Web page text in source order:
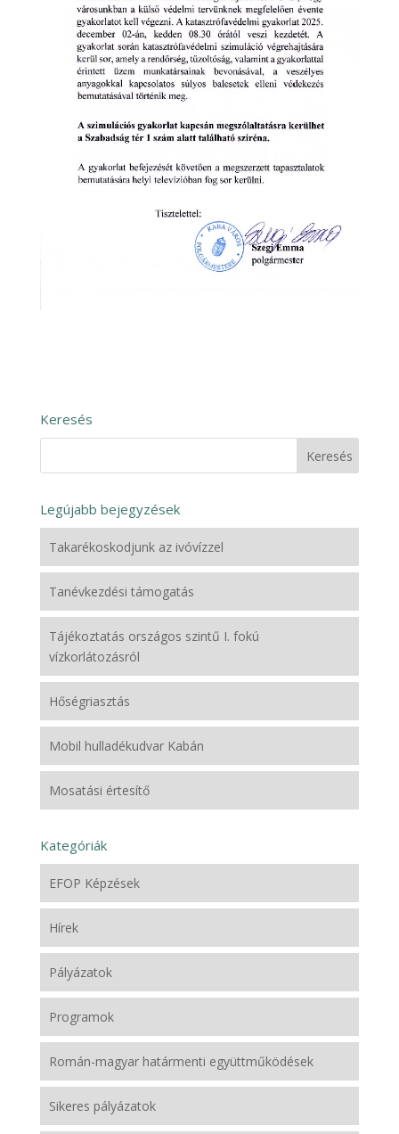
Keresés
Legújabb bejegyzések
Takarékoskodjunk az ivóvízzel
Tanévkezdési támogatás
Tájékoztatás országos szintű I. fokú
vízkorlátozásról
Hőségriasztás
Mobil hulladékudvar Kabán
Mosatási értesítő
Kategóriák
EFOP Képzések
Hírek
Pályázatok
Programok
Román-magyar határmenti együttműködések
Sikeres pályázatok